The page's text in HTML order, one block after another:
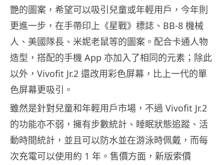
艷的圖案，希望可以吸引兒童或年輕用戶，今年則
更進一步，在手帶印上《星戰》標誌、BB-8 機械
人、美國隊長、米妮老鼠等的圖案。配合卡通人物
造型，搭配的手機 App 亦加入了相同的元素；除此
以外，Vivofit Jr.2 還改用彩色屏幕，比上一代的單
色屏幕更吸引。
雖然是針對兒童和年輕用戶市場，不過 Vivofit Jr.2
的功能亦不弱，擁有步數統計、睡眠狀態追蹤、活
動時間統計，並且可以防水並在游泳時佩戴，而每
次充電可以使用約 1 年。售價方面，新版索價